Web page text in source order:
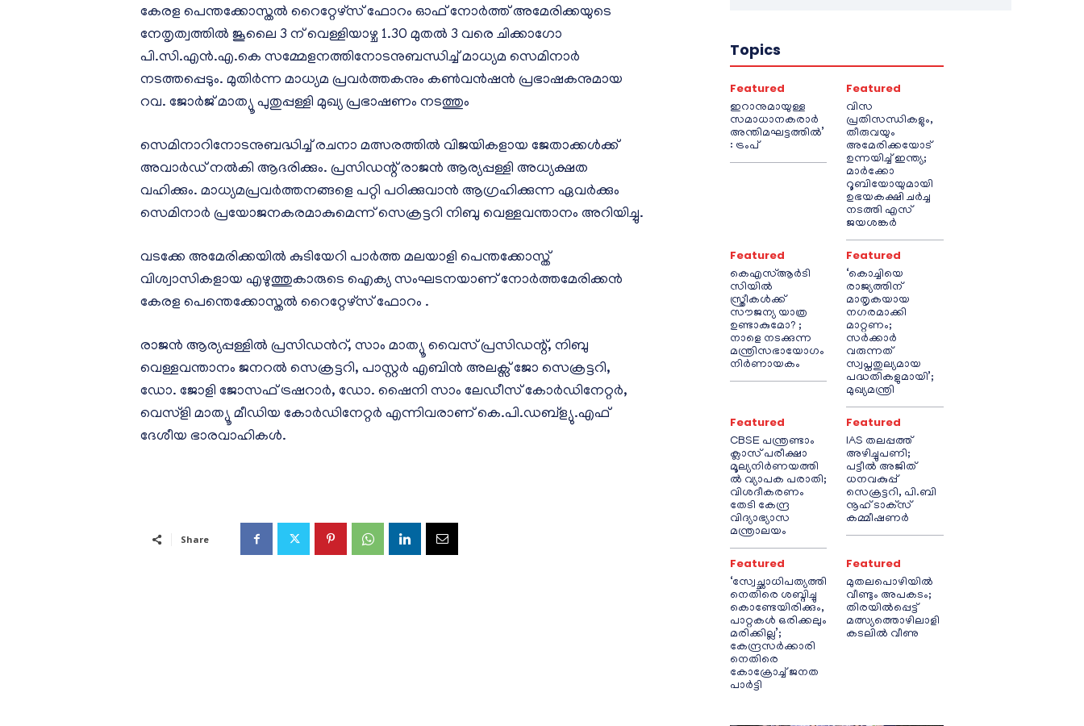
കേരള പെന്തക്കോസ്തൽ റൈറ്റേഴ്സ് ഫോറം ഓഫ് നോർത്ത് അമേരിക്കയുടെ
നേതൃത്വത്തിൽ ജൂലൈ 3 ന് വെള്ളിയാഴ്ച 1.30 മുതൽ 3 വരെ ചിക്കാഗോ
പി.സി.എൻ.എ.കെ സമ്മേളനത്തിനോടനുബന്ധിച്ച് മാധ്യമ സെമിനാർ
നടത്തപ്പെടും. മുതിർന്ന മാധ്യമ പ്രവർത്തകനും കൺവൻഷൻ പ്രഭാഷകനുമായ
റവ. ജോർജ് മാത്യൂ പുതുപ്പള്ളി മുഖ്യ പ്രഭാഷണം നടത്തും
സെമിനാറിനോടനുബദ്ധിച്ച് രചനാ മത്സരത്തിൽ വിജയികളായ ജേതാക്കൾക്ക്
അവാർഡ് നൽകി ആദരിക്കും. പ്രസിഡന്റ് രാജൻ ആര്യപ്പള്ളി അധ്യക്ഷത
വഹിക്കും. മാധ്യമപ്രവർത്തനങ്ങളെ പറ്റി പഠിക്കുവാൻ ആഗ്രഹിക്കുന്ന ഏവർക്കും
സെമിനാർ പ്രയോജനകരമാകുമെന്ന് സെക്രട്ടറി നിബു വെള്ളവന്താനം അറിയിച്ചു.
വടക്കേ അമേരിക്കയിൽ കുടിയേറി പാർത്ത മലയാളി പെന്തക്കോസ്ത്
വിശ്വാസികളായ എഴുത്തുകാരുടെ ഐക്യ സംഘടനയാണ് നോർത്തമേരിക്കൻ
കേരള പെന്തെക്കോസ്തൽ റൈറ്റേഴ്സ് ഫോറം .
രാജൻ ആര്യപ്പള്ളിൽ പ്രസിഡൻറ്, സാം മാത്യൂ വൈസ് പ്രസിഡന്റ്, നിബു
വെള്ളവന്താനം ജനറൽ സെക്രട്ടറി, പാസ്റ്റർ എബിൻ അലക്സ് ജോ സെക്രട്ടറി,
ഡോ. ജോളി ജോസഫ് ട്രഷറാർ, ഡോ. ഷൈനി സാം ലേഡീസ് കോർഡിനേറ്റർ,
വെസ്ളി മാത്യൂ മീഡിയ കോർഡിനേറ്റർ എന്നിവരാണ് കെ.പി.ഡബ്ള്യു.എഫ്
ദേശീയ ഭാരവാഹികൾ.
Share
Topics
Featured
ഇറാനുമായുള്ള
സമാധാനകരാർ
അന്തിമഘട്ടത്തിൽ‌’
: ട്രംപ്
Featured
വിസ
പ്രതിസന്ധികളും,
തീരുവയും
അമേരിക്കയോട്
ഉന്നയിച്ച് ഇന്ത്യ;
മാർക്കോ
റൂബിയോയുമായി
ഉഭയകക്ഷി ചർച്ച
നടത്തി എസ്
ജയശങ്കർ
Featured
കെഎസ്ആർടി
സിയിൽ
സ്ത്രീകൾക്ക്
സൗജന്യ യാത്ര
ഉണ്ടാകുമോ? ;
നാളെ നടക്കുന്ന
മന്ത്രിസഭായോഗം
നിർണായകം
Featured
‘കൊച്ചിയെ
രാജ്യത്തിന്
മാതൃകയായ
നഗരമാക്കി
മാറ്റണം;
സർക്കാർ
വരുന്നത്
സ്വപ്നതുല്യമായ
പദ്ധതികളുമായി’;
മുഖ്യമന്ത്രി
Featured
CBSE പന്ത്രണ്ടാം
ക്ലാസ് പരീക്ഷാ
മൂല്യനിർണയത്തി
ൽ വ്യാപക പരാതി;
വിശദീകരണം
തേടി കേന്ദ്ര
വിദ്യാഭ്യാസ
മന്ത്രാലയം
Featured
IAS തലപ്പത്ത്
അഴിച്ചുപണി;
പട്ടീല്‍ അജിത്
ധനവകുപ്പ്
സെക്രട്ടറി, പി.ബി
നൂഹ് ടാക്‌സ്
കമ്മീഷണര്‍
Featured
‘സ്വേച്ഛാധിപത്യത്തി
നെതിരെ ശബ്ദിച്ചു
കൊണ്ടേയിരിക്കും,
പാറ്റകൾ ഒരിക്കലും
മരിക്കില്ല’;
കേന്ദ്രസർക്കാരി
നെതിരെ
കോക്രോച്ച് ജനത
പാർട്ടി
Featured
മുതലപൊഴിയിൽ
വീണ്ടും അപകടം;
തിരയിൽപ്പെട്ട്
മത്സ്യത്തൊഴിലാളി
കടലിൽ വീണു